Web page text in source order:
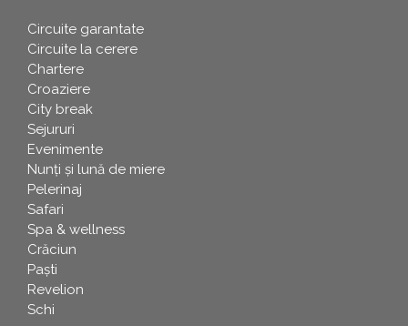
Circuite garantate
Circuite la cerere
Chartere
Croaziere
City break
Sejururi
Evenimente
Nunți și lună de miere
Pelerinaj
Safari
Spa & wellness
Crăciun
Paşti
Revelion
Schi